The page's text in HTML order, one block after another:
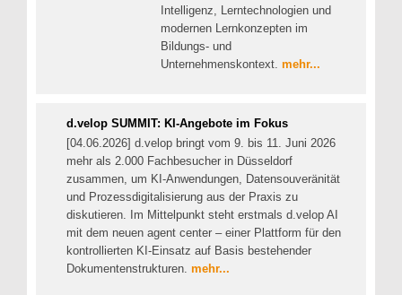
Intelligenz, Lerntechnologien und
modernen Lernkonzepten im
Bildungs- und
Unternehmenskontext. mehr...
d.velop SUMMIT: KI-Angebote im Fokus
[04.06.2026] d.velop bringt vom 9. bis 11. Juni 2026
mehr als 2.000 Fachbesucher in Düsseldorf
zusammen, um KI-Anwendungen, Datensouveränität
und Prozessdigitalisierung aus der Praxis zu
diskutieren. Im Mittelpunkt steht erstmals d.velop AI
mit dem neuen agent center – einer Plattform für den
kontrollierten KI-Einsatz auf Basis bestehender
Dokumentenstrukturen. mehr...